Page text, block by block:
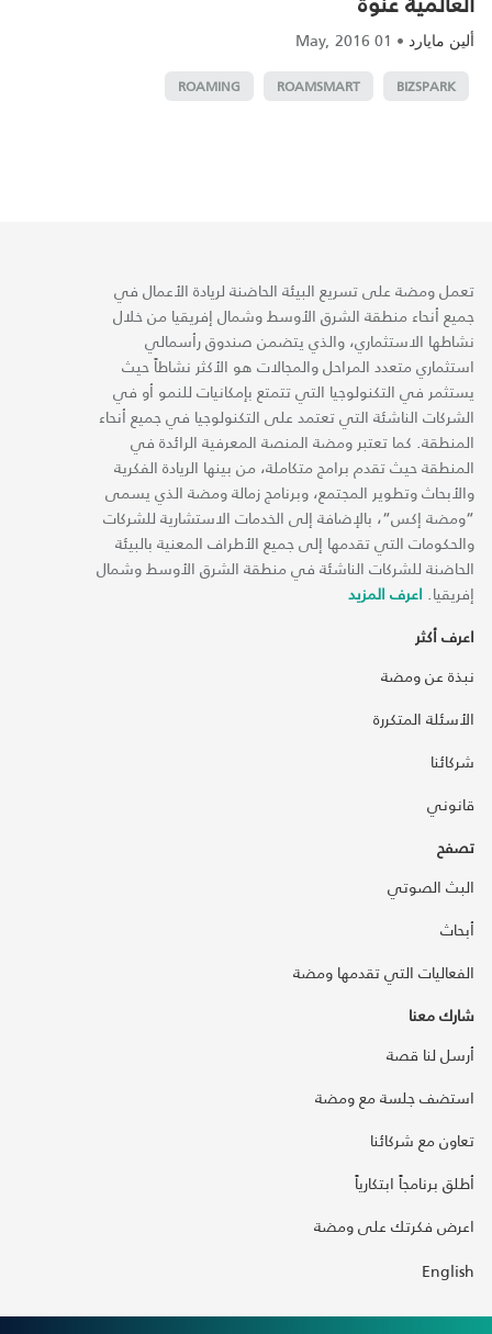
ألين مايارد •
01 May, 2016
BIZSPARK
ROAMSMART
ROAMING
تعمل ومضة على تسريع البيئة الحاضنة لريادة الأعمال في
جميع أنحاء منطقة الشرق الأوسط وشمال إفريقيا من خلال
نشاطها الاستثماري، والذي يتضمن صندوق رأسمالي
استثماري متعدد المراحل والمجالات هو الأكثر نشاطاً حيث
يستثمر في التكنولوجيا التي تتمتع بإمكانيات للنمو أو في
الشركات الناشئة التي تعتمد على التكنولوجيا في جميع أنحاء
المنطقة. كما تعتبر ومضة المنصة المعرفية الرائدة في
المنطقة حيث تقدم برامج متكاملة، من بينها الريادة الفكرية
والأبحاث وتطوير المجتمع، وبرنامج زمالة ومضة الذي يسمى
“ومضة إكس“، بالإضافة إلى الخدمات الاستشارية للشركات
والحكومات التي تقدمها إلى جميع الأطراف المعنية بالبيئة
الحاضنة للشركات الناشئة في منطقة الشرق الأوسط وشمال
إفريقيا. اعرف المزيد
اعرف أكثر
نبذة عن ومضة
الأسئلة المتكررة
شركائنا
قانوني
تصفح
البث الصوتي
أبحاث
الفعاليات التي تقدمها ومضة
شارك معنا
أرسل لنا قصة
استضف جلسة مع ومضة
تعاون مع شركائنا
أطلق برنامجاً ابتكارياً
اعرض فكرتك على ومضة
English